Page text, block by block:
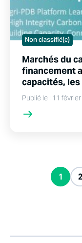
Non classifié(e)
Marchés du
financement
capacités, les
Publié le : 11
1 2